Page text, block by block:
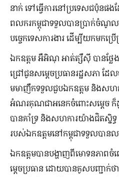
នាក់ ទៅធ្វើការនៅប្រទេសជប៉ុនផងដ
ពលករកម្ពុជាទទួលបានប្រាក់ចំណូ
បច្ចេកទេសការងារ ដើម្បីយកមកប្រ
ឯកឧត្តម អឹអិណុ អាត់ត្សឹស៊ី បានថ្
ជ្រៅជូនសម្តេចប្រធានរដ្ឋសភា ដ
មមាញឹកទទួលជួបឯកឧត្តម និងសហក
អំណរគុណជាអនេកចំពោះសម្តេច ក៏
បានគាំទ្រ និងសហការយ៉ាងជិតស្និទ្ធ
របស់ឯកឧត្តមនៅកម្ពុជាទទួលបាន
ឯកឧត្តមបានបង្ហាញពីមោទនភាពចំ
ម្តេចប្រធាន ដោយបានគូសបញ្ជាក់ថា